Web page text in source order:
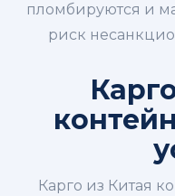
пломбируются и
риск
Карго из Китая